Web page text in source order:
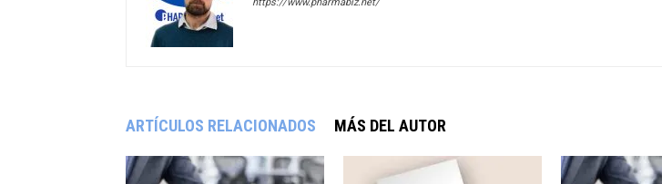
ARTÍCULOS RELACIONADOS MÁS DEL AUTOR